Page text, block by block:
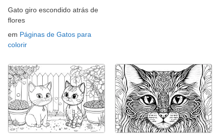
Gato giro escondido atrás de
flores
em Páginas de Gatos para
colorir